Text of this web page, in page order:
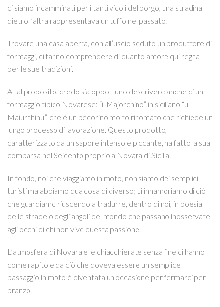
ci siamo incamminati per i tanti vicoli del borgo, una stradina
dietro l’altra rappresentava un tuffo nel passato.
Trovare una casa aperta, con all’uscio seduto un produttore di
formaggi, ci fanno comprendere di quanto amore qui regna
per le sue tradizioni.
A tal proposito, credo sia opportuno descrivere anche di un
formaggio tipico Novarese: “il Majorchino” in siciliano “u
Maiurchinu”, che è un pecorino molto rinomato che richiede un
lungo processo di lavorazione. Questo prodotto,
caratterizzato da un sapore intenso e piccante, ha fatto la sua
comparsa nel Seicento proprio a Novara di Sicilia.
In fondo, noi che viaggiamo in moto, non siamo dei semplici
turisti ma abbiamo qualcosa di diverso; ci innamoriamo di ciò
che guardiamo riuscendo a tradurre, dentro di noi, in poesia
delle strade o degli angoli del mondo che passano inosservate
agli occhi di chi non vive questa passione.
L’atmosfera di Novara e le chiacchierate senza fine ci hanno
come rapito e da ciò che doveva essere un semplice
passaggio in moto è diventata un’occasione per fermarci per
pranzo.